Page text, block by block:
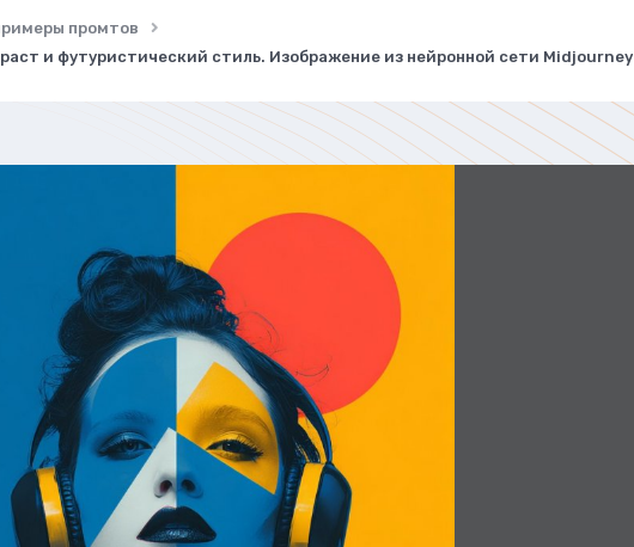
промтов
и футуристический стиль. Изображение из нейронной сети Midjourney